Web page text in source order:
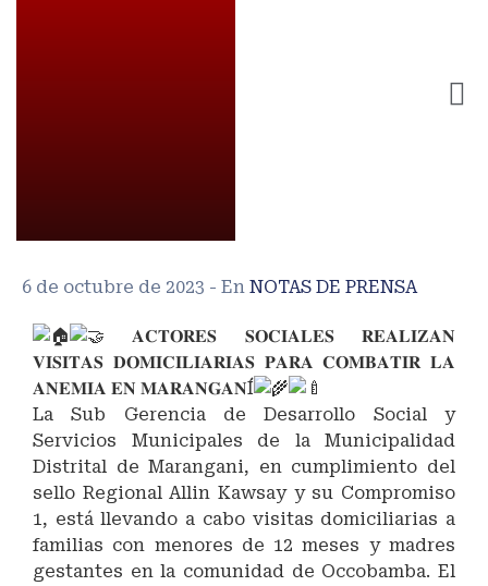
6 de octubre de 2023 - En NOTAS DE PRENSA
𝐀𝐂𝐓𝐎𝐑𝐄𝐒 𝐒𝐎𝐂𝐈𝐀𝐋𝐄𝐒 𝐑𝐄𝐀𝐋𝐈𝐙𝐀𝐍
𝐕𝐈𝐒𝐈𝐓𝐀𝐒 𝐃𝐎𝐌𝐈𝐂𝐈𝐋𝐈𝐀𝐑𝐈𝐀𝐒 𝐏𝐀𝐑𝐀 𝐂𝐎𝐌𝐁𝐀𝐓𝐈𝐑 𝐋𝐀
𝐀𝐍𝐄𝐌𝐈𝐀 𝐄𝐍 𝐌𝐀𝐑𝐀𝐍𝐆𝐀𝐍Í
La Sub Gerencia de Desarrollo Social y
Servicios Municipales de la Municipalidad
Distrital de Marangani, en cumplimiento del
sello Regional Allin Kawsay y su Compromiso
1, está llevando a cabo visitas domiciliarias a
familias con menores de 12 meses y madres
gestantes en la comunidad de Occobamba. El